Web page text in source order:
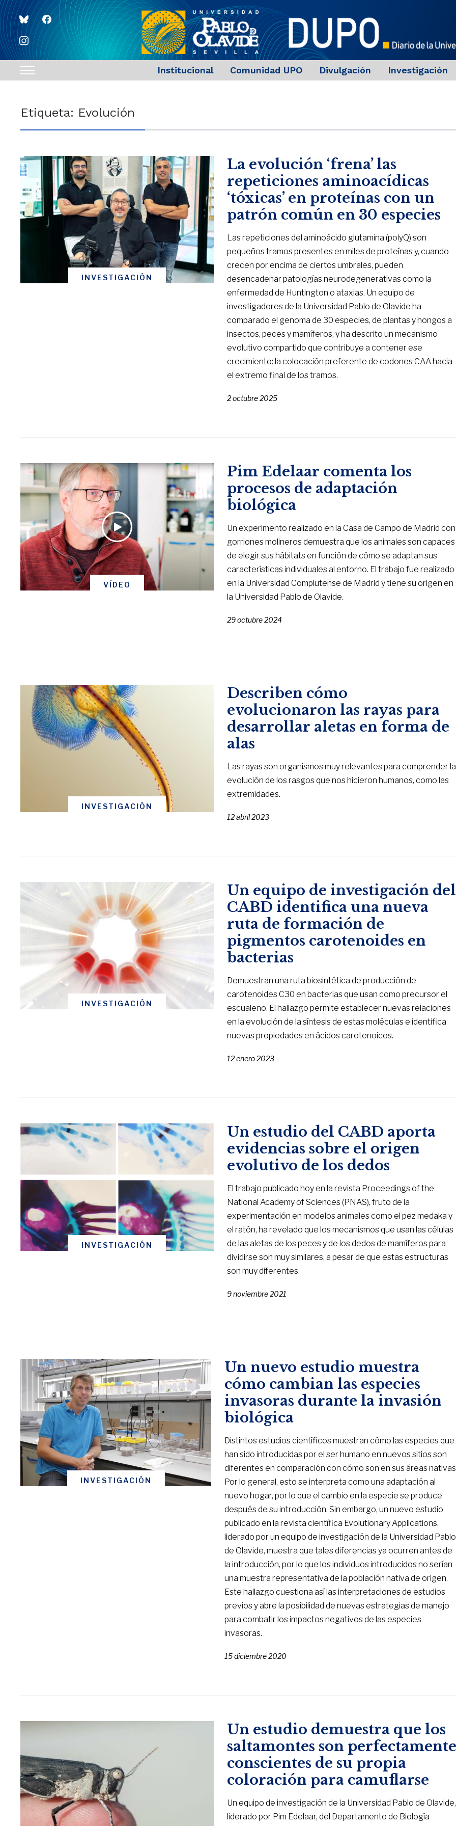
blueskyfacebook
instagram
Toggle
navigation
Institucional Comunidad UPO Divulgación Investigación
Etiqueta: Evolución
INVESTIGACIÓN
La evolución ‘frena’ las
repeticiones aminoacídicas
‘tóxicas’ en proteínas con un
patrón común en 30 especies
Las repeticiones del aminoácido glutamina (polyQ) son
pequeños tramos presentes en miles de proteínas y, cuando
crecen por encima de ciertos umbrales, pueden
desencadenar patologías neurodegenerativas como la
enfermedad de Huntington o ataxias. Un equipo de
investigadores de la Universidad Pablo de Olavide ha
comparado el genoma de 30 especies, de plantas y hongos a
insectos, peces y mamíferos, y ha descrito un mecanismo
evolutivo compartido que contribuye a contener ese
crecimiento: la colocación preferente de codones CAA hacia
el extremo final de los tramos.
2 octubre 2025
VÍDEO
Pim Edelaar comenta los
procesos de adaptación
biológica
Un experimento realizado en la Casa de Campo de Madrid con
gorriones molineros demuestra que los animales son capaces
de elegir sus hábitats en función de cómo se adaptan sus
características individuales al entorno. El trabajo fue realizado
en la Universidad Complutense de Madrid y tiene su origen en
la Universidad Pablo de Olavide.
29 octubre 2024
INVESTIGACIÓN
Describen cómo
evolucionaron las rayas para
desarrollar aletas en forma de
alas
Las rayas son organismos muy relevantes para comprender la
evolución de los rasgos que nos hicieron humanos, como las
extremidades.
12 abril 2023
INVESTIGACIÓN
Un equipo de investigación del
CABD identifica una nueva
ruta de formación de
pigmentos carotenoides en
bacterias
Demuestran una ruta biosintética de producción de
carotenoides C30 en bacterias que usan como precursor el
escualeno. El hallazgo permite establecer nuevas relaciones
en la evolución de la síntesis de estas moléculas e identifica
nuevas propiedades en ácidos carotenoicos.
12 enero 2023
INVESTIGACIÓN
Un estudio del CABD aporta
evidencias sobre el origen
evolutivo de los dedos
El trabajo publicado hoy en la revista Proceedings of the
National Academy of Sciences (PNAS), fruto de la
experimentación en modelos animales como el pez medaka y
el ratón, ha revelado que los mecanismos que usan las células
de las aletas de los peces y de los dedos de mamíferos para
dividirse son muy similares, a pesar de que estas estructuras
son muy diferentes.
9 noviembre 2021
INVESTIGACIÓN
Un nuevo estudio muestra
cómo cambian las especies
invasoras durante la invasión
biológica
Distintos estudios científicos muestran cómo las especies que
han sido introducidas por el ser humano en nuevos sitios son
diferentes en comparación con cómo son en sus áreas
Por lo general, esto se interpreta como una adaptación al
nuevo hogar, por lo que el cambio en la especie se produce
después de su introducción. Sin embargo, un nuevo estudio
publicado en la revista científica Evolutionary Applications,
liderado por un equipo de investigación de la Universidad Pablo
de Olavide, muestra que tales diferencias ya ocurren antes de
la introducción, por lo que los individuos introducidos no serían
una muestra representativa de la población nativa de origen.
Este hallazgo cuestiona así las interpretaciones de estudios
previos y abre la posibilidad de nuevas estrategias de manejo
para combatir los impactos negativos de las especies
invasoras.
15 diciembre 2020
Un estudio demuestra que los
saltamontes son
conscientes de su propia
coloración para camuflarse
Un equipo de investigación de la Universidad Pablo de Olavide,
liderado por Pim Edelaar, del Departamento de Biología